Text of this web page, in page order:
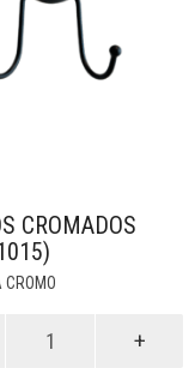
CROMADOS
CROMO